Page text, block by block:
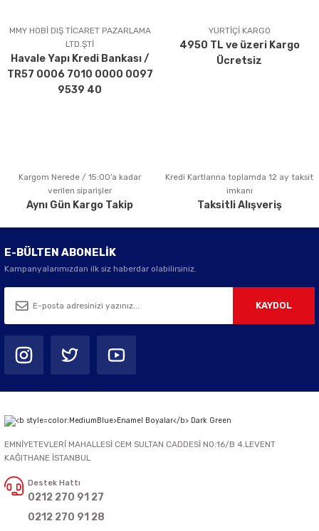
Ürün açıklamasında eksik bilgiler bulunuyor.
Ürün bilgilerinde hatalar bulunuyor.
Ürün fiyatı diğer sitelerden daha pahalı.
Bu ürüne benzer farklı alternatifler olmalı.
Gönder
MMY HOBİ DIŞ TİCARET PAZARLAMA
LTD.ŞTİ
Havale Yapı Kredi Bankası /
TR57 0006 7010 0000 0097
9539 40
YURTİÇİ KARGO
4950 TL ve üzeri Kargo
Ücretsiz
Kargom Nerede / 15:00’a kadar
verilen siparişler
Aynı Gün Kargo Takip
Kredi Kartlarına toplamda 12 ay taksit
imkanı
Taksitli Alışveriş
E-BÜLTEN ABONELİK
Kampanyalarımızdan ilk siz haberdar olabilirsiniz.
KAYDOL
EMNİYETEVLERİ MAHALLESİ CEM SULTAN CADDESİ NO:16/B 4.LEVENT
KAĞITHANE İSTANBUL
Destek Hattı
0212 270 91 27
0212 270 91 28